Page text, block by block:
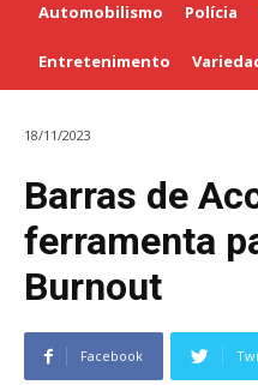
Automobilismo Polícia
Entretenimento
18/11/2023
Barras de
ferramenta
Burnout
Facebook